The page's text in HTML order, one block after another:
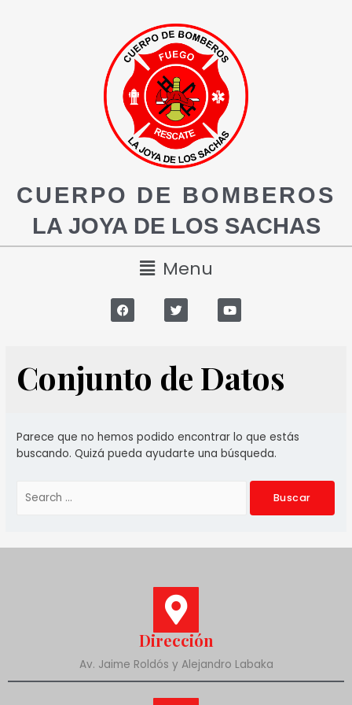
CUERPO DE BOMBEROS
LA JOYA DE LOS SACHAS
Menu
Conjunto de Datos
Parece que no hemos podido encontrar lo que estás
buscando. Quizá pueda ayudarte una búsqueda.
Dirección
Av. Jaime Roldós y Alejandro Labaka